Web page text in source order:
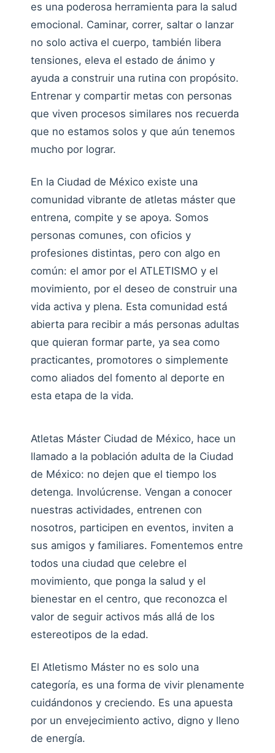
es una poderosa herramienta para la salud
emocional. Caminar, correr, saltar o lanzar
no solo activa el cuerpo, también libera
tensiones, eleva el estado de ánimo y
ayuda a construir una rutina con propósito.
Entrenar y compartir metas con personas
que viven procesos similares nos recuerda
que no estamos solos y que aún tenemos
mucho por lograr.
En la Ciudad de México existe una
comunidad vibrante de atletas máster que
entrena, compite y se apoya. Somos
personas comunes, con oficios y
profesiones distintas, pero con algo en
común: el amor por el ATLETISMO y el
movimiento, por el deseo de construir una
vida activa y plena. Esta comunidad está
abierta para recibir a más personas adultas
que quieran formar parte, ya sea como
practicantes, promotores o simplemente
como aliados del fomento al deporte en
esta etapa de la vida.
Atletas Máster Ciudad de México, hace un
llamado a la población adulta de la Ciudad
de México: no dejen que el tiempo los
detenga. Involúcrense. Vengan a conocer
nuestras actividades, entrenen con
nosotros, participen en eventos, inviten a
sus amigos y familiares. Fomentemos entre
todos una ciudad que celebre el
movimiento, que ponga la salud y el
bienestar en el centro, que reconozca el
valor de seguir activos más allá de los
estereotipos de la edad.
El Atletismo Máster no es solo una
categoría, es una forma de vivir plenamente
cuidándonos y creciendo. Es una apuesta
por un envejecimiento activo, digno y lleno
de energía.